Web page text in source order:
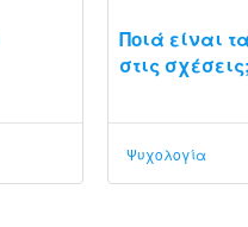
Ποιά είναι
στις
Ψυχολογία